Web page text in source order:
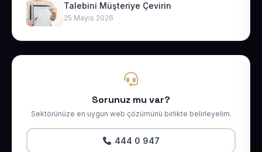
Talebini Müşteriye Çevirin
25 Mayıs 2026
Sorunuz mu var?
Sektörünüze en uygun web çözümünü birlikte belirleyelim.
444 0 947